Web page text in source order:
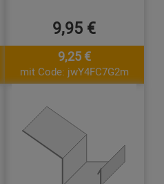
9,95 €
9,25 €
mit Code: jwY4FC7G2m